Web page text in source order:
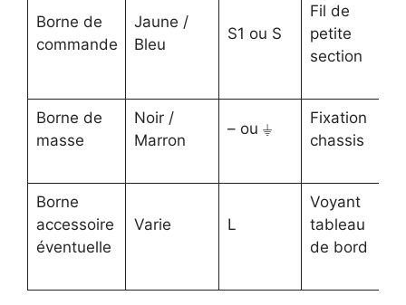
Borne de
commande
Jaune /
Bleu
S1 ou S
Fil de
petite
section
Borne de
masse
Noir /
Marron
– ou ⏚
Fixation
chassis
Borne
accessoire
éventuelle
Varie L
Voyant
tableau
de bord